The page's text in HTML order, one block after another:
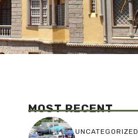
MOST RECENT
UNCATEGORIZED